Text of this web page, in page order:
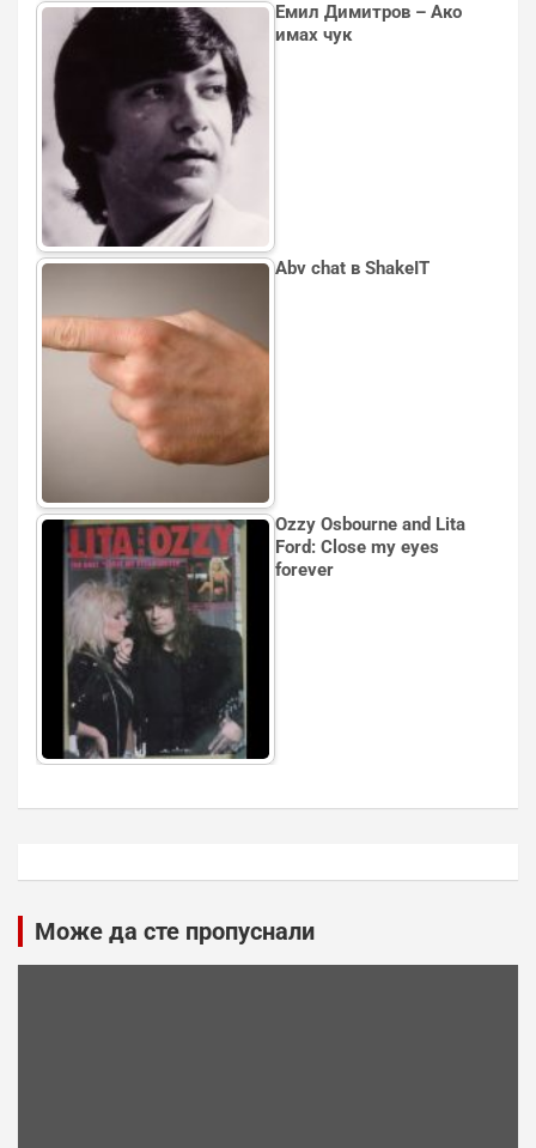
Емил Димитров – Ако
имах чук
Аbv chat в ShakeIT
Ozzy Osbourne and Lita
Ford: Close my eyes
forever
Може да сте пропуснали